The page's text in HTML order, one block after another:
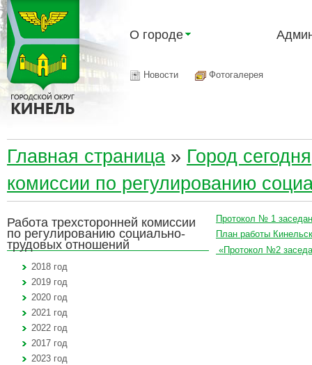
О городе
Новости Фотогалерея
Главная страница » Город сегодня
комиссии по регулированию
Работа трехсторонней комиссии
по регулированию социально-
трудовых отношений
2018 год
2019 год
2020 год
2021 год
2022 год
2017 год
2023 год
Протокол № 1
План работы
«Протокол №2